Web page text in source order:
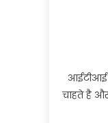
आईटीआई
चाहते है